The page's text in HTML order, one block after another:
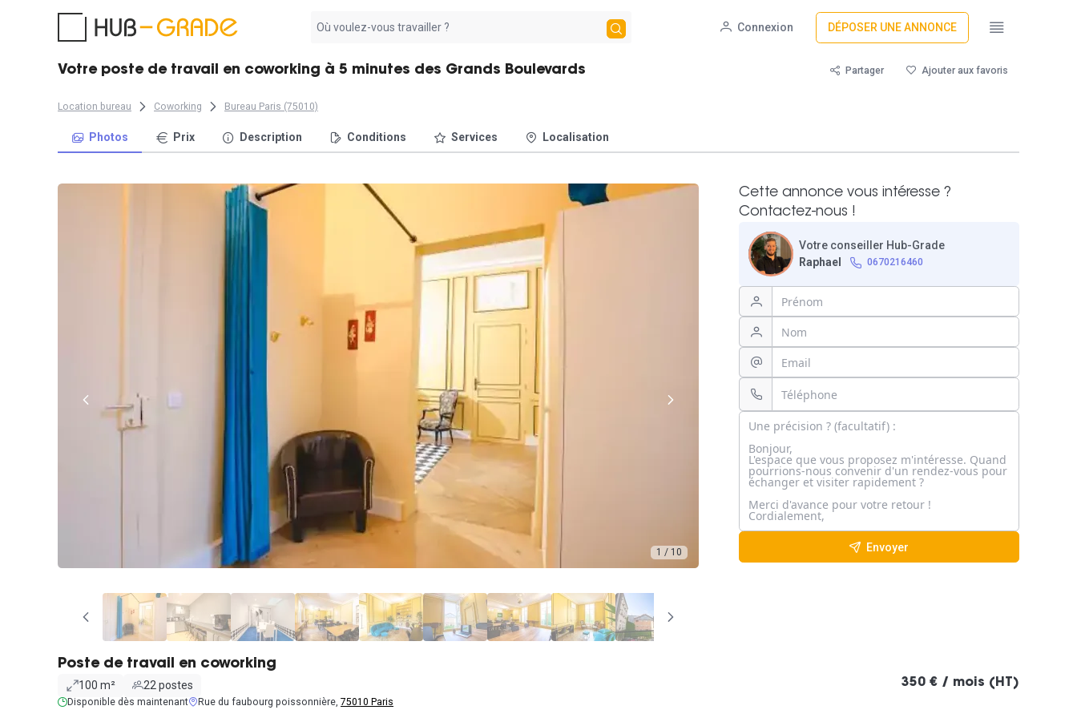
résultat
Connexion DÉPOSER UNE ANNONCE
Votre poste de travail en coworking à 5 minutes des Grands Boulevards Partager Ajouter aux favoris
Location bureau Coworking Bureau Paris (75010)
Photos Prix Description Conditions Services Localisation
1 / 10
Cette annonce vous intéresse ?
Contactez-nous !
Votre conseiller Hub-Grade
Raphael
0670216460
Envoyer
Poste de travail en coworking
100 m² 22 postes
Disponible dès maintenant Rue du faubourg poissonnière, 75010 Paris
350 € / mois (HT)